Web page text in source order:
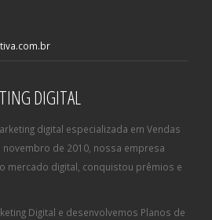
DIGITAL
digital especializada em Vendas
novembro de 2010, nossa empresa
mercado digital, conquistou prêmios e
Digital e desenvolvemos Planos de